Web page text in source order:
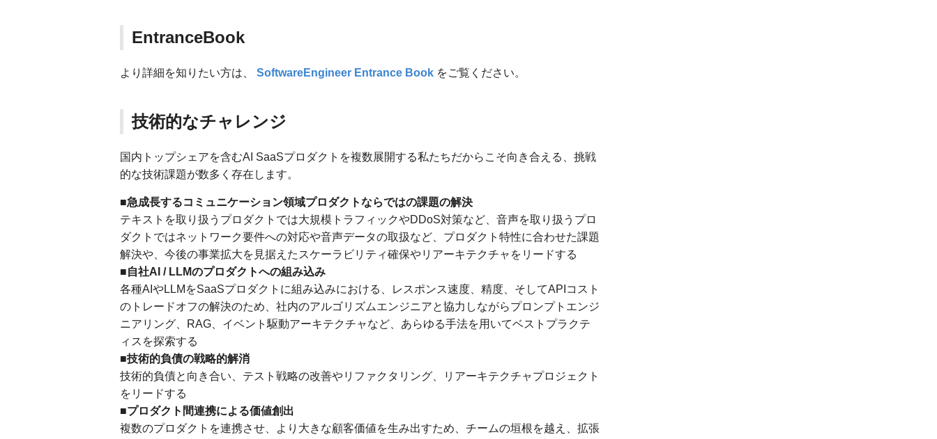
EntranceBook
より詳細を知りたい方は、 SoftwareEngineer Entrance Book をご覧ください。
技術的なチャレンジ
国内トップシェアを含むAI SaaSプロダクトを複数展開する私たちだからこそ向き合える、挑戦
的な技術課題が数多く存在します。
■急成長するコミュニケーション領域プロダクトならではの課題の解決
テキストを取り扱うプロダクトでは大規模トラフィックやDDoS対策など、音声を取り扱うプロ
ダクトではネットワーク要件への対応や音声データの取扱など、プロダクト特性に合わせた課題
解決や、今後の事業拡大を見据えたスケーラビリティ確保やリアーキテクチャをリードする
■自社AI / LLMのプロダクトへの組み込み
各種AIやLLMをSaaSプロダクトに組み込みにおける、レスポンス速度、精度、そしてAPIコスト
のトレードオフの解決のため、社内のアルゴリズムエンジニアと協力しながらプロンプトエンジ
ニアリング、RAG、イベント駆動アーキテクチャなど、あらゆる手法を用いてベストプラクテ
ィスを探索する
■技術的負債の戦略的解消
技術的負債と向き合い、テスト戦略の改善やリファクタリング、リアーキテクチャプロジェクト
をリードする
■プロダクト間連携による価値創出
複数のプロダクトを連携させ、より大きな顧客価値を生み出すため、チームの垣根を越え、拡張